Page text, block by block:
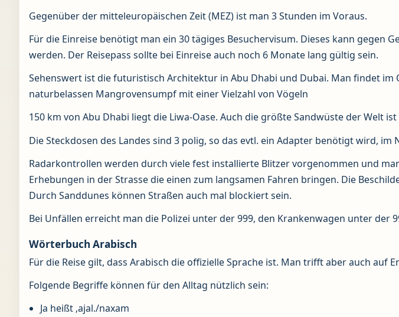
Gegenüber der mitteleuropäischen Zeit (MEZ) ist man 3 Stunden im Voraus.
Für die Einreise benötigt man ein 30 tägiges Besuchervisum. Dieses kann gegen
werden. Der Reisepass sollte bei Einreise auch noch 6 Monate lang gültig sein.
Sehenswert ist die futuristisch Architektur in Abu Dhabi und Dubai. Man findet im
naturbelassen Mangrovensumpf mit einer Vielzahl von Vögeln
150 km von Abu Dhabi liegt die Liwa-Oase. Auch die größte Sandwüste der Welt ist
Die Steckdosen des Landes sind 3 polig, so das evtl. ein Adapter benötigt wird, im
Radarkontrollen werden durch viele fest installierte Blitzer vorgenommen und
Erhebungen in der Strasse die einen zum langsamen Fahren bringen. Die
Durch Sanddunes können Straßen auch mal blockiert sein.
Bei Unfällen erreicht man die Polizei unter der 999, den Krankenwagen unter der
Wörterbuch Arabisch
Für die Reise gilt, dass Arabisch die offizielle Sprache ist. Man trifft aber auch auf
Folgende Begriffe können für den Alltag nützlich sein:
Ja heißt ‚ajal./naxam